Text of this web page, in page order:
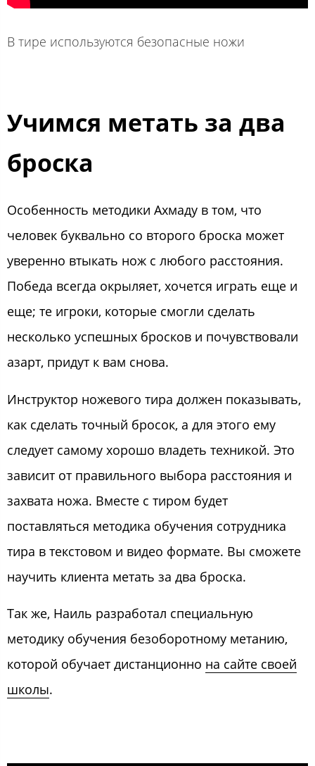
В тире используются безопасные ножи
Учимся метать за два
броска
Особенность методики Ахмаду в том, что
человек буквально со второго броска может
уверенно втыкать нож с любого расстояния.
Победа всегда окрыляет, хочется играть еще и
еще; те игроки, которые смогли сделать
несколько успешных бросков и почувствовали
азарт, придут к вам снова.
Инструктор ножевого тира должен показывать,
как сделать точный бросок, а для этого ему
следует самому хорошо владеть техникой. Это
зависит от правильного выбора расстояния и
захвата ножа. Вместе с тиром будет
поставляться методика обучения сотрудника
тира в текстовом и видео формате. Вы сможете
научить клиента метать за два броска.
Так же, Наиль разработал специальную
методику обучения безоборотному метанию,
которой обучает дистанционно на сайте своей
школы.